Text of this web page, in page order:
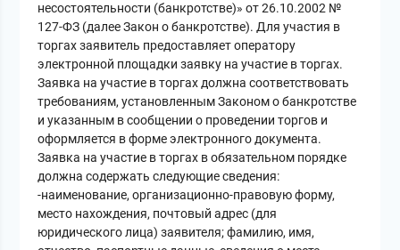
несостоятельности (банкротстве)» от 26.10.2002 №
127-ФЗ (далее Закон о банкротстве). Для участия в
торгах заявитель предоставляет оператору
электронной площадки заявку на участие в торгах.
Заявка на участие в торгах должна соответствовать
требованиям, установленным Законом о банкротстве
и указанным в сообщении о проведении торгов и
оформляется в форме электронного документа.
Заявка на участие в торгах в обязательном порядке
должна содержать следующие сведения:
-наименование, организационно-правовую форму,
место нахождения, почтовый адрес (для
юридического лица) заявителя; фамилию, имя,